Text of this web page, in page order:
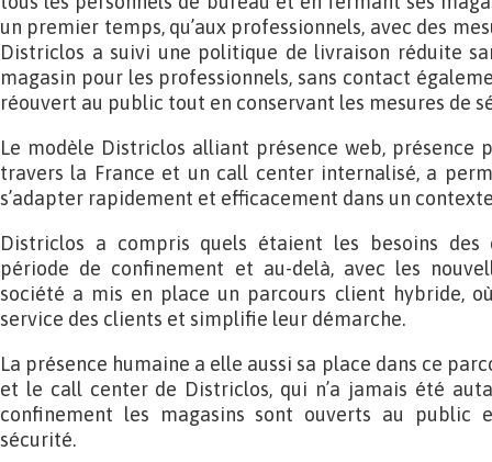
un premier temps, qu’aux professionnels, avec des
Districlos a suivi une politique de livraison réduite
magasin pour les professionnels, sans contact
réouvert au public tout en conservant les mesures de
Le modèle Districlos alliant présence web, présence
travers la France et un call center internalisé, a
s’adapter rapidement et efficacement dans un
Districlos a compris quels étaient les besoins des
période de confinement et au-delà, avec les
société a mis en place un parcours client hybride,
service des clients et simplifie leur démarche.
La présence humaine a elle aussi sa place dans ce
et le call center de Districlos, qui n’a jamais été
confinement les magasins sont ouverts au public
sécurité.